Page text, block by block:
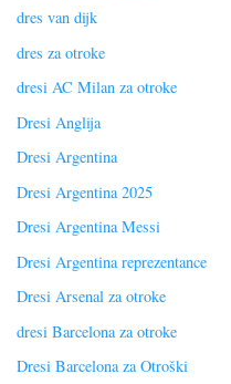
dres van dijk
dres za otroke
dresi AC Milan za otroke
Dresi Anglija
Dresi Argentina
Dresi Argentina 2025
Dresi Argentina Messi
Dresi Argentina reprezentance
Dresi Arsenal za otroke
dresi Barcelona za otroke
Dresi Barcelona za Otroški